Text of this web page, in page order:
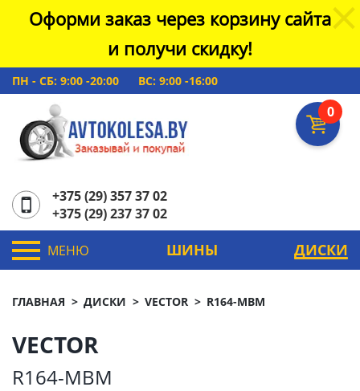
Оформи заказ через корзину сайта
и получи скидку!
ПН - СБ: 9:00 -20:00 ВС: 9:00 -16:00
0
+375 (29) 357 37 02
+375 (29) 237 37 02
МЕНЮ ШИНЫ ДИСКИ
ГЛАВНАЯ ДИСКИ VECTOR R164-MBM
VECTOR
R164-MBM